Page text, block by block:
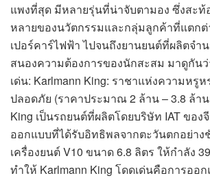
แพงที่สุด มีหลายรุ่นที่น่าจับตามอง ซึ่งสะ
หลายของนวัตกรรมและกลุ่มลูกค้าที่แตกต่
เปอร์คาร์ไฟฟ้า ไปจนถึงยานยนต์ที่ผลิตจำ
สนองความต้องการของนักสะสม มาดูกัน
เด่น: Karlmann King: ราชาแห่งความหรู
ปลอดภัย (ราคาประมาณ 2 ล้าน – 3.8 ล้า
King เป็นรถยนต์ที่ผลิตโดยบริษัท IAT ของ
ออกแบบที่ได้รับอิทธิพลจากตะวันตกอย่าง
เครื่องยนต์ V10 ขนาด 6.8 ลิตร ให้กำลัง
ทำให้ Karlmann King โดดเด่นคือการออ